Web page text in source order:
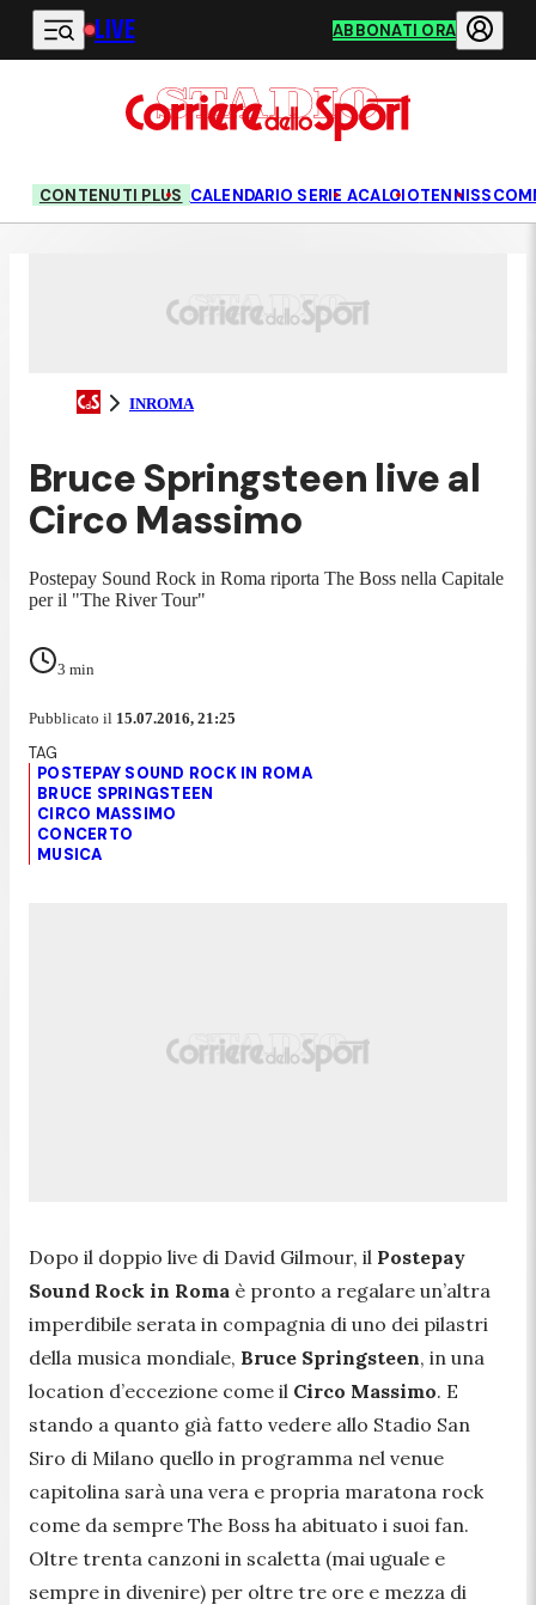
Vai al contenuto principale
LIVE ABBONATI ORA
CONTENUTI PLUS CALENDARIO SERIE ACALCIOTENNIS
INROMA
Bruce Springsteen live al
Circo Massimo
Postepay Sound Rock in Roma riporta The Boss nella Capitale
per il "The River Tour"
3 min
Pubblicato il 15.07.2016, 21:25
POSTEPAY SOUND ROCK IN ROMA
BRUCE SPRINGSTEEN
CIRCO MASSIMO
CONCERTO
MUSICA
Dopo il doppio live di David Gilmour, il Postepay
Sound Rock in Roma è pronto a regalare un’altra
imperdibile serata in compagnia di uno dei pilastri
della musica mondiale, Bruce Springsteen, in una
location d’eccezione come il Circo Massimo. E
stando a quanto già fatto vedere allo Stadio San
Siro di Milano quello in programma nel venue
capitolina sarà una vera e propria maratona rock
come da sempre The Boss ha abituato i suoi fan.
Oltre trenta canzoni in scaletta (mai uguale e
sempre in divenire) per oltre tre ore e mezza di